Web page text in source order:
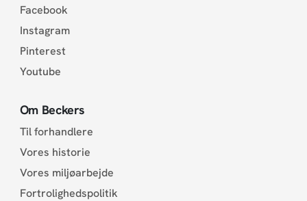
Facebook
Instagram
Pinterest
Youtube
Om Beckers
Til forhandlere
Vores historie
Vores miljøarbejde
Fortrolighedspolitik